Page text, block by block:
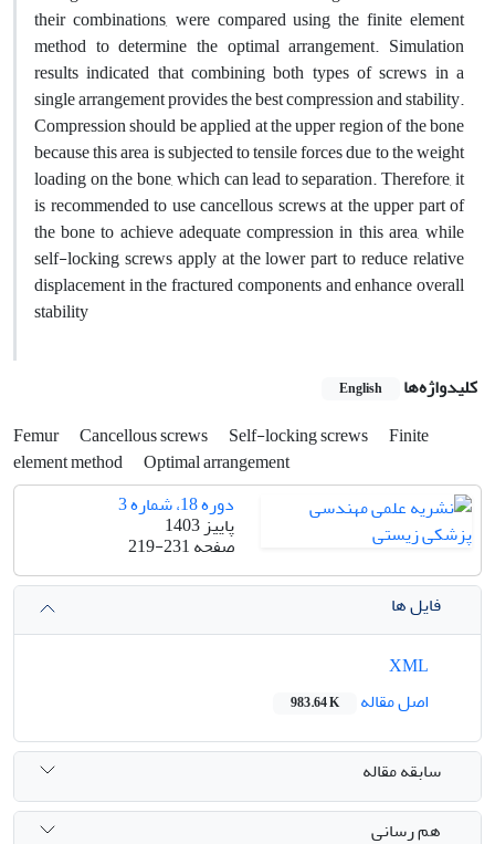
their combinations, were compared using the finite element
method to determine the optimal arrangement. Simulation
results indicated that combining both types of screws in a
single arrangement provides the best compression and stability.
Compression should be applied at the upper region of the bone
because this area is subjected to tensile forces due to the weight
loading on the bone, which can lead to separation. Therefore, it
is recommended to use cancellous screws at the upper part of
the bone to achieve adequate compression in this area, while
self-locking screws apply at the lower part to reduce relative
displacement in the fractured components and enhance overall
stability
کلیدواژه‌ها English
Femur Cancellous screws Self-locking screws
Finite
element method
Optimal arrangement
دوره 18، شماره 3
پاییز 1403
صفحه219-231
فایل ها
اصل مقاله
983.64 K
سابقه مقاله
هم رسانی